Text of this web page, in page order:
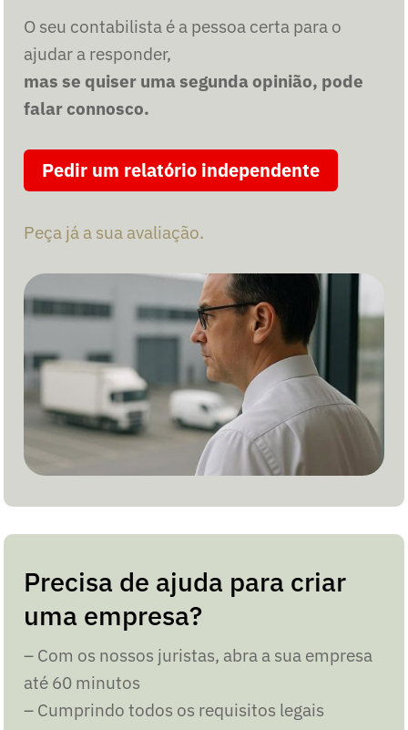
O seu contabilista é a pessoa certa para o
ajudar a responder,
mas se quiser uma segunda opinião, pode
falar connosco.
Pedir um relatório independente
Peça já a sua avaliação.
Precisa de ajuda para criar
uma empresa?
– Com os nossos juristas, abra a sua empresa
até 60 minutos
– Cumprindo todos os requisitos legais